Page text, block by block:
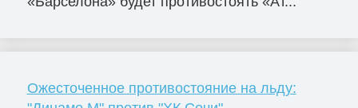
Ожесточенное противостояние на льду: